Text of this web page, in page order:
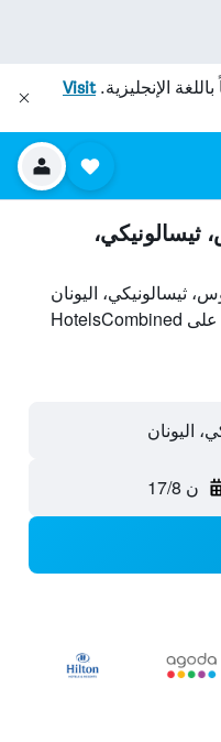
الإنجليزية.Visit
ثيسالونيكي،
ثيسالونيكي، اليونان
من مئات مواقع السفر وقارن بينها على HotelsCombined
اليونان
ن 17/8